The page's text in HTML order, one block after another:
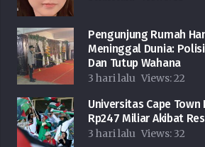
Pengunjung Rumah
Meninggal Dunia:
Dan Tutup Wahana
3 hari lalu Views:22
Universitas Cape
Rp247 Miliar Akibat
3 hari lalu Views: 32